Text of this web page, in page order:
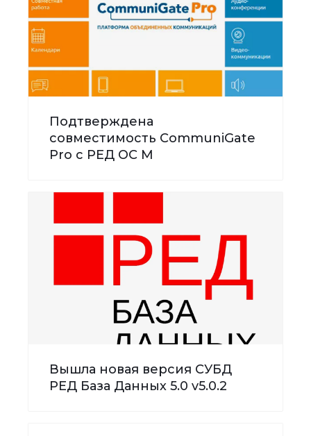
Подтверждена
совместимость CommuniGate
Pro с РЕД ОС М
Вышла новая версия СУБД
РЕД База Данных 5.0 v5.0.2